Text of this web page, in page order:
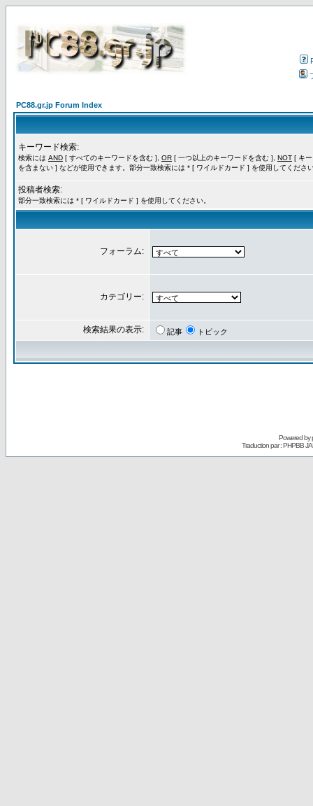
PC88.gr.jp Forum Index
キーワード検索:
検索には AND [ すべてのキーワードを含む ], OR [ 一つ以上のキーワードを含む ], NOT [ キ
を含まない ] などが使用できます。部分一致検索には * [ ワイルドカード ] を使用してくださ
投稿者検索:
部分一致検索には * [ ワイルドカード ] を使用してください。
フォーラム:
カテゴリー:
検索結果の表示: 記事 トピック
Powered by
Traduction par : PHPBB